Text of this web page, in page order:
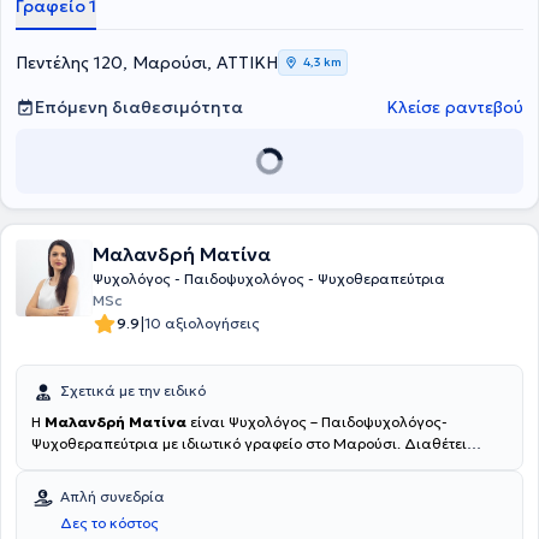
Γραφείο 1
Πεντέλης 120, Μαρούσι, ΑΤΤΙΚΗ 4,3 km
Επόμενη διαθεσιμότητα Κλείσε ραντεβού
Μαλανδρή Ματίνα
Ψυχολόγος - Παιδοψυχολόγος - Ψυχοθεραπεύτρια
MSc
9.9|10 αξιολογήσεις
Σχετικά με την ειδικό
Η Μαλανδρή Ματίνα είναι Ψυχολόγος – Παιδοψυχολόγος-
Ψυχοθεραπεύτρια με ιδιωτικό γραφείο στο Μαρούσι. Διαθέτει
(αρ.άδειας 13/391) και έχει ολοκληρώσει τις μεταπτυχιακές της
σπουδές στην Ψυχική Υγεία Παιδιού-Εφήβου (MSc Child Adolescent
Mental Health). Παράλληλα, ολοκλήρωσε διετή εκπαίδευση στη
Απλή συνεδρία
Δες το κόστος